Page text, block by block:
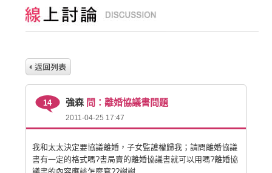
14 強森 問：離婚協議書問題
2011-04-25 17:47
我和太太決定要協議離婚，子女監護權歸我；請問離婚協議
書有一定的格式嗎?書局賣的離婚協議書就可以用嗎?離婚協